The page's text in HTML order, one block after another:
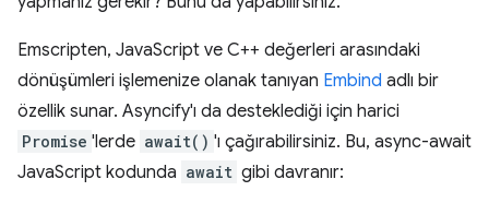
Emscripten, JavaScript ve C++ değerleri arasındaki
dönüşümleri işlemenize olanak tanıyan Embind adlı bir
özellik sunar. Asyncify'ı da desteklediği için harici
Promise 'lerde await() 'ı çağırabilirsiniz. Bu, async-await
JavaScript kodunda await gibi davranır: